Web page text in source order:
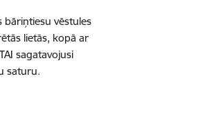
bāriņtiesu vēstules
lietās, kopā ar
sagatavojusi
saturu.